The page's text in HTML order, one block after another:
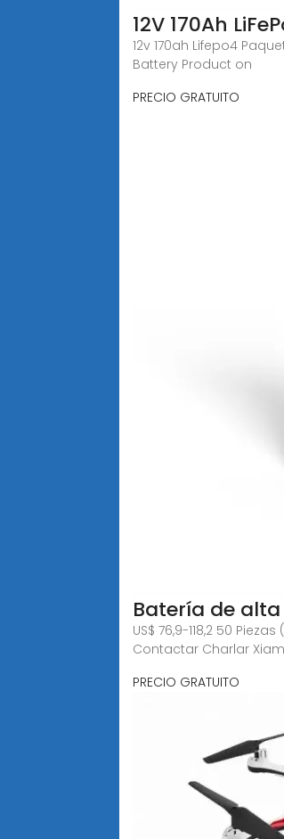
12V 170Ah
12v 170ah Lifepo4
Battery Product on
PRECIO GRATUITO
Batería de
US$ 76,9-118,2 50
Contactar Charlar
PRECIO GRATUITO